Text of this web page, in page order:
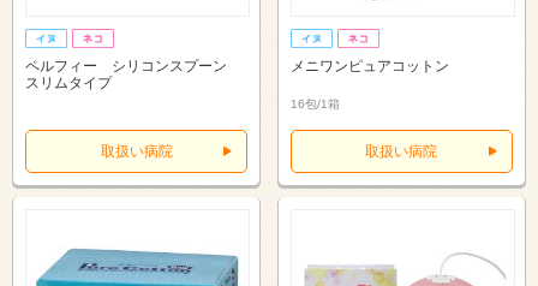
ペルフィー シリコンスプーン
スリムタイプ
取扱い病院
メニワンピュアコットン
16包/1箱
取扱い病院